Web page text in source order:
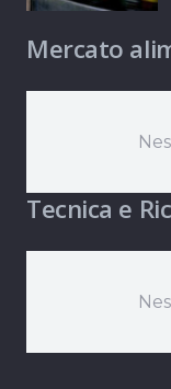
Mercato
Tecnica e